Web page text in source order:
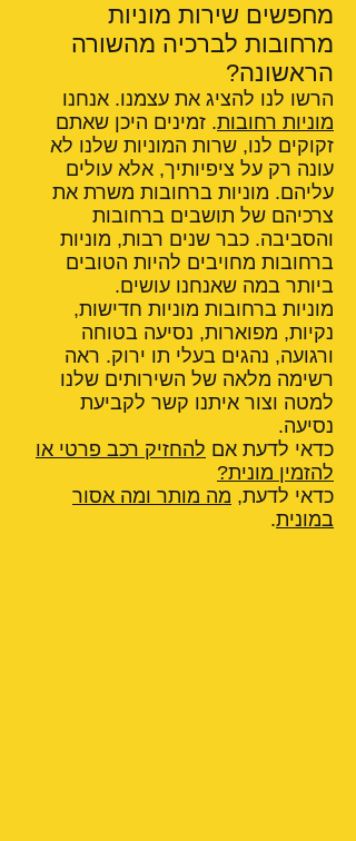
מחפשים שירות מוניות
מרחובות לברכיה מהשורה
הראשונה?
הרשו לנו להציג את עצמנו. אנחנו
מוניות רחובות. זמינים היכן שאתם
זקוקים לנו, שרות המוניות שלנו לא
עונה רק על ציפיותיך, אלא עולים
עליהם. מוניות ברחובות משרת את
צרכיהם של תושבים ברחובות
והסביבה. כבר שנים רבות, מוניות
ברחובות מחויבים להיות הטובים
ביותר במה שאנחנו עושים.
מוניות ברחובות מוניות חדישות,
נקיות, מפוארות, נסיעה בטוחה
ורגועה, נהגים בעלי תו ירוק. ראה
רשימה מלאה של השירותים שלנו
למטה וצור איתנו קשר לקביעת
נסיעה.
כדאי לדעת אם להחזיק רכב פרטי או
להזמין מונית?
כדאי לדעת, מה מותר ומה אסור
במונית.